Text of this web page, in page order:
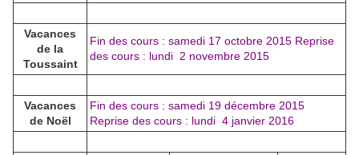
Vacances
de la
Toussaint
Fin des cours : samedi 17 octobre 2015 Reprise
des cours : lundi 2 novembre 2015
Vacances
de Noël
Fin des cours : samedi 19 décembre 2015
Reprise des cours : lundi 4 janvier 2016